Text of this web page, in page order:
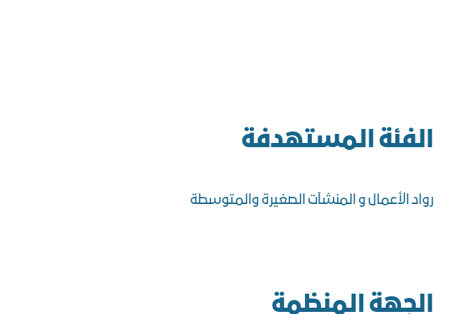
الفئة المستهدفة
رواد الأعمال و المنشآت الصغيرة والمتوسطة
الجهة المنظمة